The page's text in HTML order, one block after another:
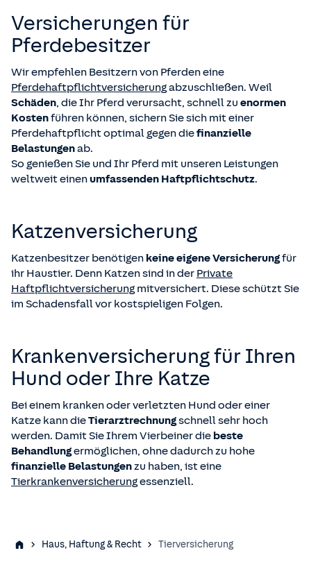
Versicherungen für
Pferdebesitzer
Wir empfehlen Besitzern von Pferden eine
Pferdehaftpflichtversicherungabzuschließen. Weil
Schäden, die Ihr Pferd verursacht, schnell zu enormen
Kostenführen können, sichern Sie sich mit einer
Pferdehaftpflicht optimal gegen diefinanzielle
Belastungenab.
So genießen Sie und Ihr Pferd mit unseren Leistungen
weltweit einenumfassenden Haftpflichtschutz.
Katzen­versicherung
Katzenbesitzer benötigen keine eigene Versicherungfür
ihr Haustier. Denn Katzen sind in der Private
Haftpflichtversicherung mitversichert. Diese schützt Sie
im Schadensfall vor kostspieligen Folgen.
Kranken­versicherung für Ihren
Hund oder Ihre Katze
Bei einem kranken oder verletzten Hund oder einer
Katze kann dieTierarztrechnungschnell sehr hoch
werden. Damit Sie Ihrem Vierbeiner die beste
Behandlungermöglichen, ohne dadurch zu hohe
finanzielle Belastungenzu haben, ist eine
Tierkrankenversicherungessenziell.
Haus, Haftung & Recht Tierversicherung